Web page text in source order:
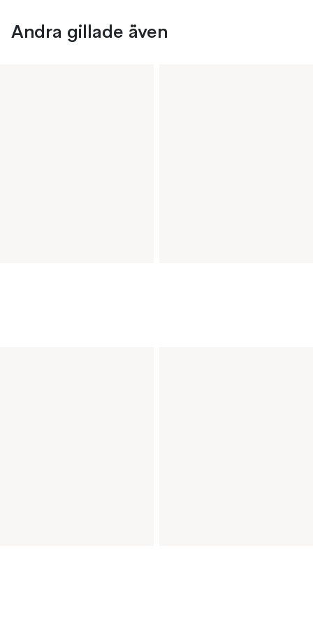
Andra gillade även